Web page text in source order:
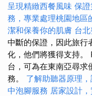
呈現精緻西餐風味 保
務，專業處理桃園地區
潔和保養你的肌膚 台
中斷的保證，因此旅行
化，他們將獲得支持
台，可為在東南亞尋求
務。 了解助聽器原理
中泡腳服務 居家設計